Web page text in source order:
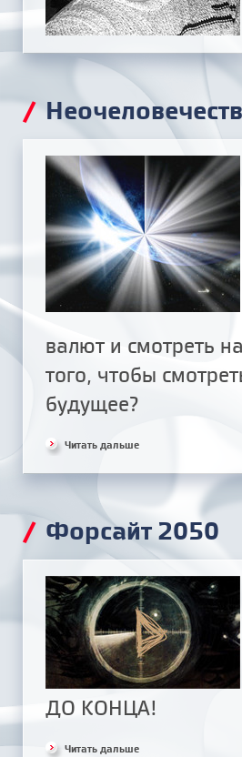
/
валют и смотреть
того, чтобы
будущее?
Читать дальше
/ Форсайт 2050
ДО КОНЦА!
Читать дальше